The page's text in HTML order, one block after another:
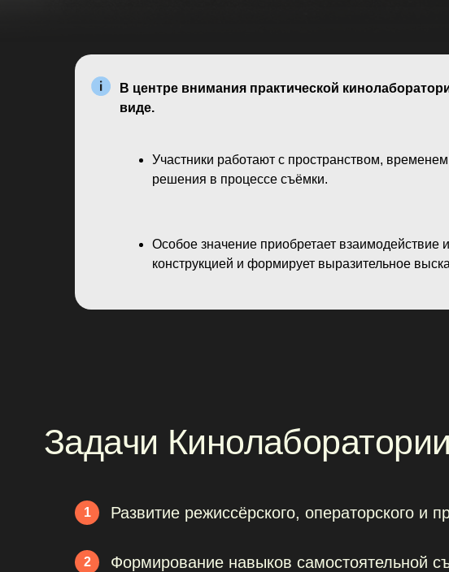
В центре внимания практической
виде.
Участники работают с пространством,
решения в процессе съёмки.
Особое значение приобретает взаимодействие
конструкцией и формирует выразительное
Задачи Кинолаборатории
1 Развитие режиссёрского, операторского и
2 Формирование навыков самостоятельной